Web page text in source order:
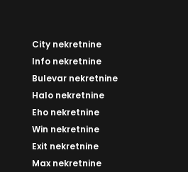
City nekretnine
Info nekretnine
Bulevar nekretnine
Halo nekretnine
Eho nekretnine
Win nekretnine
Exit nekretnine
Max nekretnine